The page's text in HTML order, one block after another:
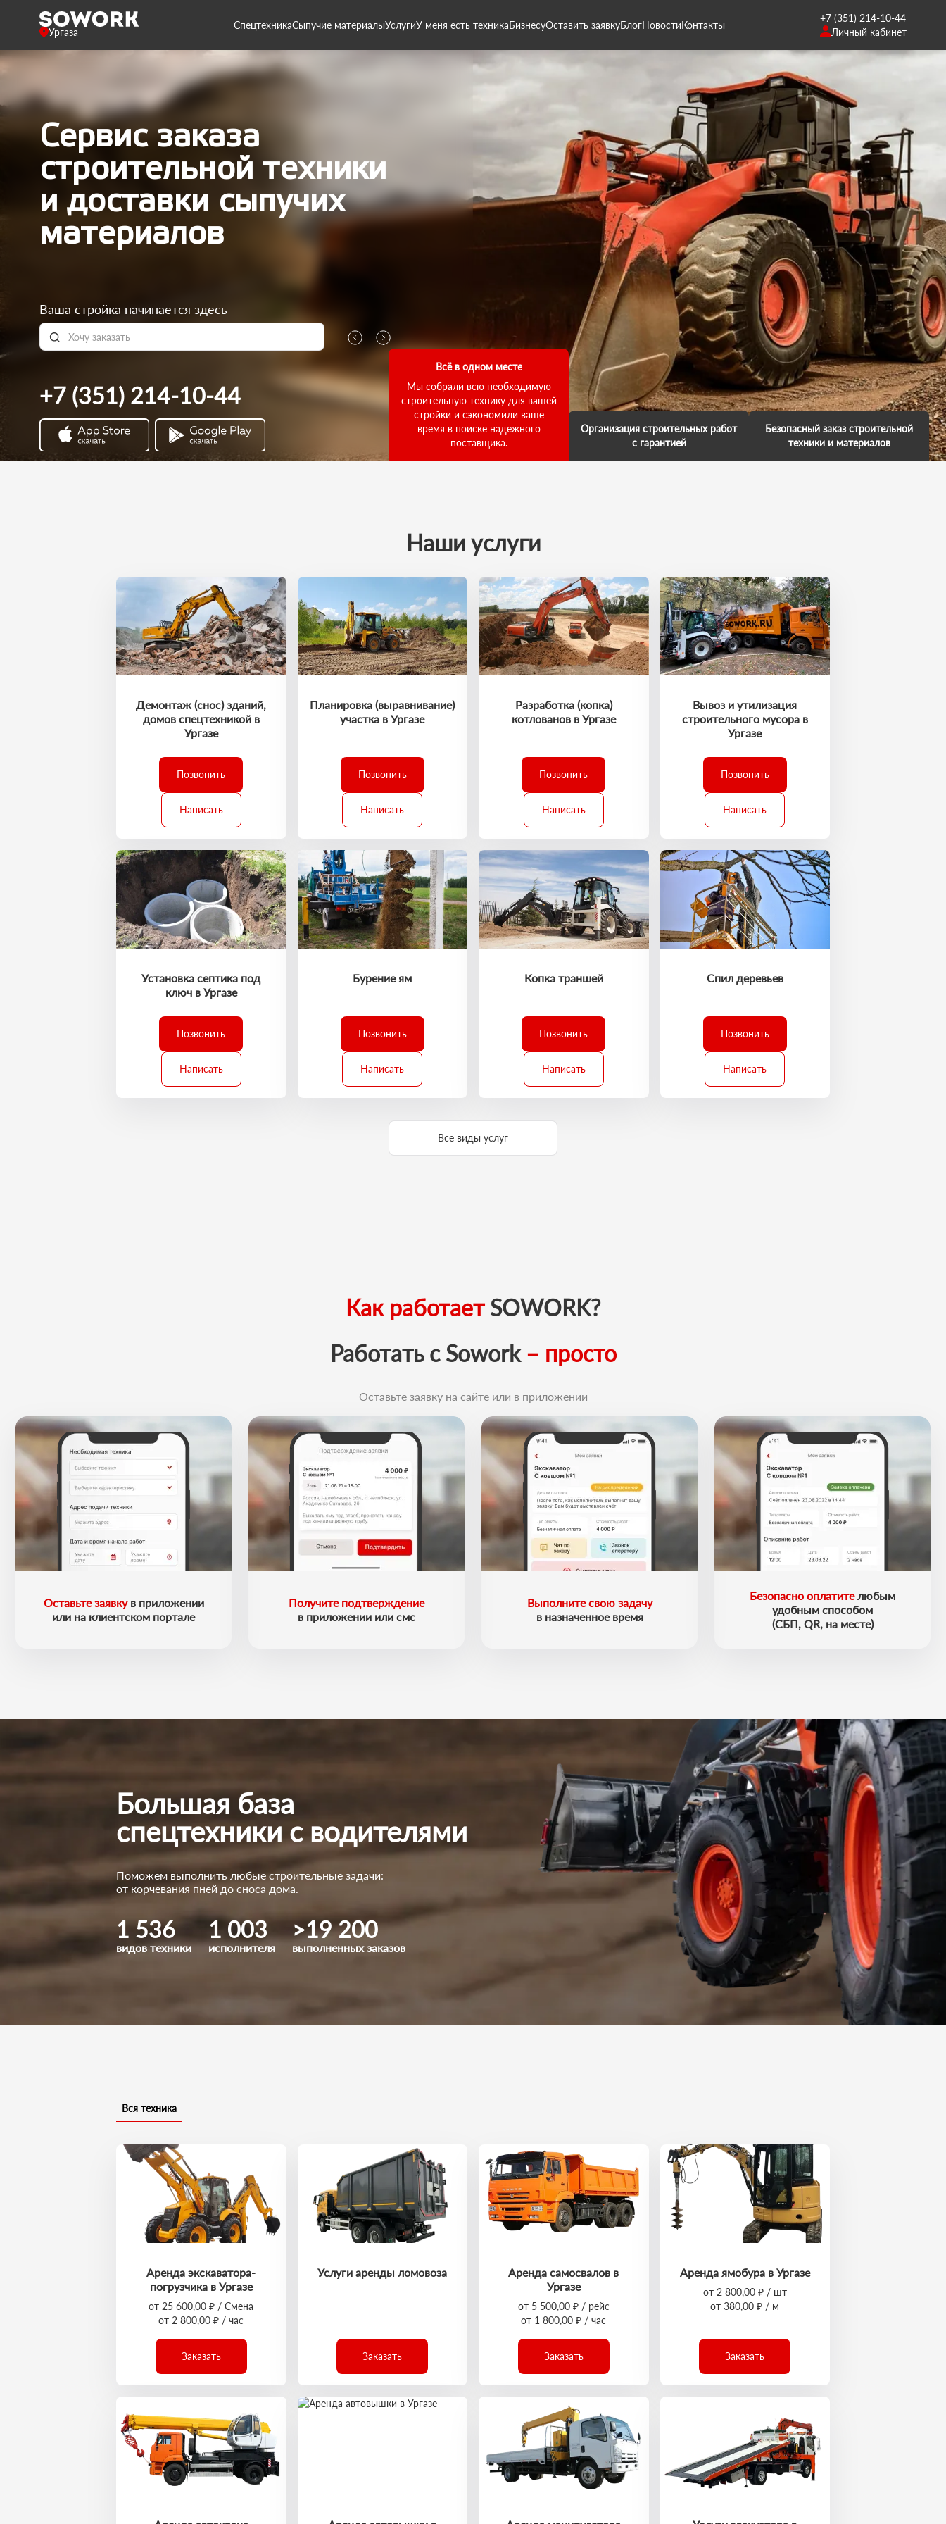
Ургаза
СпецтехникаСыпучие материалыУслугиУ меня есть техникаБизнесуОставить заявкуБлогНовостиКонтакты
+7 (351) 214-10-44
Личный кабинет
Сервис заказа
строительной техники
и доставки сыпучих
материалов
Ваша стройка начинается здесь
+7 (351) 214-10-44
Всё в одном месте
Мы собрали всю необходимую
строительную технику для вашей
стройки и сэкономили ваше
время в поиске надежного
поставщика.
Организация строительных работ
с гарантией
Мы даем гарантию на
Безопасный заказ строительной
техники и материалов
Мы обещаем, что к вам приедет
Наши услуги
Демонтаж (снос) зданий,
домов спецтехникой в
Ургазе
Позвонить
Написать
Планировка (выравнивание)
участка в Ургазе
Позвонить
Написать
Разработка (копка)
котлованов в Ургазе
Позвонить
Написать
Вывоз и утилизация
строительного мусора в
Ургазе
Позвонить
Написать
Установка септика под
ключ в Ургазе
Позвонить
Написать
Бурение ям
Позвонить
Написать
Копка траншей
Позвонить
Написать
Спил деревьев
Позвонить
Написать
Все виды услуг
Как работаетSOWORK?
Работать с Sowork – просто
Оставьте заявку на сайте или в приложении
Оставьте заявкув приложении
или на клиентском портале
Получите подтверждение
в приложении или смс
Выполните свою задачу
в назначенное время
Безопасно оплатителюбым
удобным способом
(СБП, QR, на месте)
Большая база
спецтехники с водителями
Поможем выполнить любые строительные задачи:
от корчевания пней до сноса дома.
1 536
видов техники
1 003
исполнителя
>19 200
выполненных заказов
Вся техника
Аренда экскаватора-
погрузчика в Ургазе
от 25 600,00 ₽ / Смена
от 2 800,00 ₽ / час
Заказать
Услуги аренды ломовоза
Заказать
Аренда самосвалов в
Ургазе
от 5 500,00 ₽ / рейс
от 1 800,00 ₽ / час
Заказать
Аренда ямобура в Ургазе
от 2 800,00 ₽ / шт
от 380,00 ₽ / м
Заказать